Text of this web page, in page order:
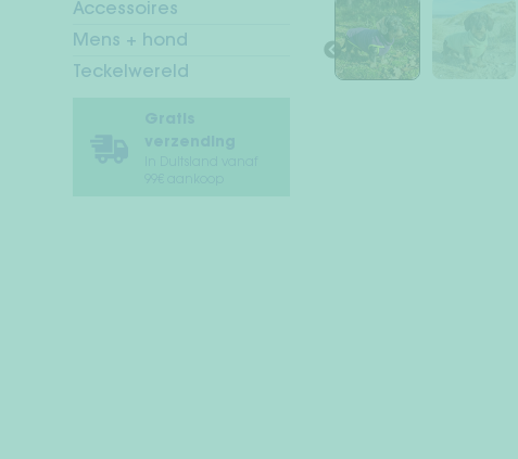
Accessoires
Mens + hond
Teckelwereld